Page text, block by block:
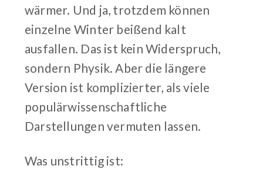
wärmer. Und ja, trotzdem können
einzelne Winter beißend kalt
ausfallen. Das ist kein Widerspruch,
sondern Physik. Aber die längere
Version ist komplizierter, als viele
populärwissenschaftliche
Darstellungen vermuten lassen.
Was unstrittig ist: